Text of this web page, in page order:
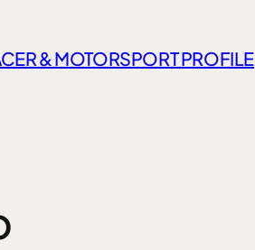
& MOTORSPORT PROFILE